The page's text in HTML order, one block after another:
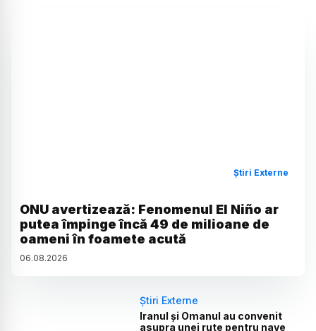
Știri Externe
ONU avertizează: Fenomenul El Niño ar
putea împinge încă 49 de milioane de
oameni în foamete acută
06.08.2026
Știri Externe
Iranul și Omanul au convenit
asupra unei rute pentru nave